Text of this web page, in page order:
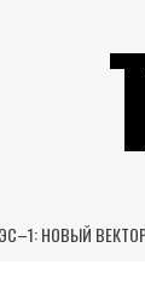
НОВЫЙ